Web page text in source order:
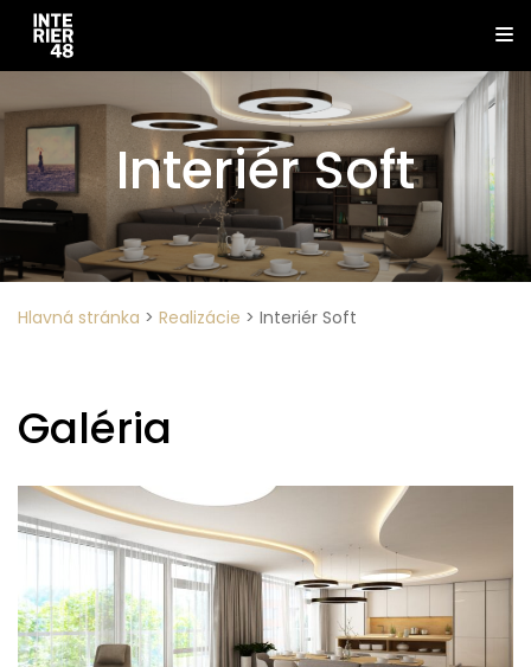
Interiér Soft
Hlavná stránka > Realizácie > Interiér Soft
Galéria